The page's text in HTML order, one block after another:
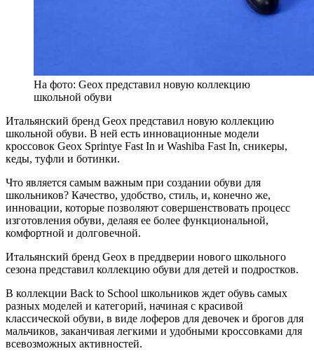
На фото: Geox представил новую коллекцию
школьной обуви
Итальянский бренд Geox представил новую коллекцию
школьной обуви. В ней есть инновационные модели
кроссовок Geox Sprintye Fast In и Washiba Fast In, сникеры,
кеды, туфли и ботинки.
Что является самым важным при создании обуви для
школьников? Качество, удобство, стиль, и, конечно же,
инновации, которые позволяют совершенствовать процесс
изготовления обуви, делаяя ее более функциональной,
комфортной и долговечной.
Итальянский бренд Geox в преддверии нового школьного
сезона представил коллекцию обуви для детей и подростков.
В коллекции Back to School школьников ждет обувь самых
разных моделей и категорий, начиная с красивой
классической обуви, в виде лоферов для девочек и брогов для
мальчиков, заканчивая легкими и удобными кроссовками для
всевозможных активностей.